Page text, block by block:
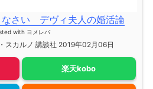
なさい デヴィ夫人の婚活論
with ヨメレバ
スカルノ 講談社 2019年02月06日
楽天kobo